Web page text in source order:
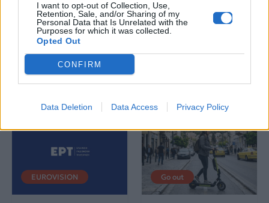
I want to opt-out of Collection, Use,
Retention, Sale, and/or Sharing of my
Personal Data that Is Unrelated with the
Purposes for which it was collected.
Opted Out
CONFIRM
Data Deletion Data Access Privacy Policy
Πού να μην
κολυμπήσεις στην
Αττική: Οι 29
ακατάλληλες παραλίες
25.06.2026
AKTOR: Δίπλα στους
νέους επιστήμονες με
το πρόγραμμα
EUROVISION Go out